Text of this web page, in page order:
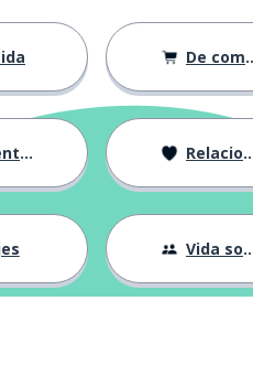
De compras
Relaciones
Vida social